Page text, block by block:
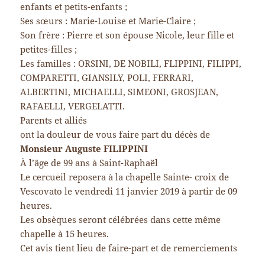
enfants et petits-enfants ;
Ses sœurs : Marie-Louise et Marie-Claire ;
Son frère : Pierre et son épouse Nicole, leur fille et
petites-filles ;
Les familles : ORSINI, DE NOBILI, FLIPPINI, FILIPPI,
COMPARETTI, GIANSILY, POLI, FERRARI,
ALBERTINI, MICHAELLI, SIMEONI, GROSJEAN,
RAFAELLI, VERGELATTI.
Parents et alliés
ont la douleur de vous faire part du décès de
Monsieur Auguste FILIPPINI
À l’âge de 99 ans à Saint-Raphaël
Le cercueil reposera à la chapelle Sainte- croix de
Vescovato le vendredi 11 janvier 2019 à partir de 09
heures.
Les obsèques seront célébrées dans cette même
chapelle à 15 heures.
Cet avis tient lieu de faire-part et de remerciements